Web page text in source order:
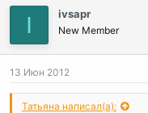
п
и
и
I ivsapr
New Member
13 Июн 2012
Татьяна написал(а):